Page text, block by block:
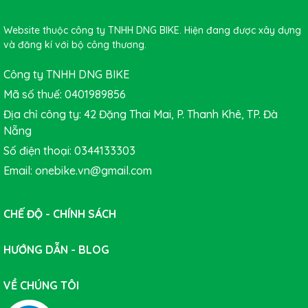
Website thuộc công ty TNHH DNG BIKE. Hiện đang được xây dựng
và đăng kí với bộ công thương.
Công ty TNHH DNG BIKE
Mã số thuế: 0401989856
Địa chỉ công ty: 42 Đặng Thai Mai, P. Thanh Khê, TP. Đà
Nẵng
Số điện thoại: 0344133303
Email: onebike.vn@gmail.com
CHẾ ĐỘ - CHÍNH SÁCH
HƯỚNG DẪN - BLOG
VỀ CHÚNG TÔI